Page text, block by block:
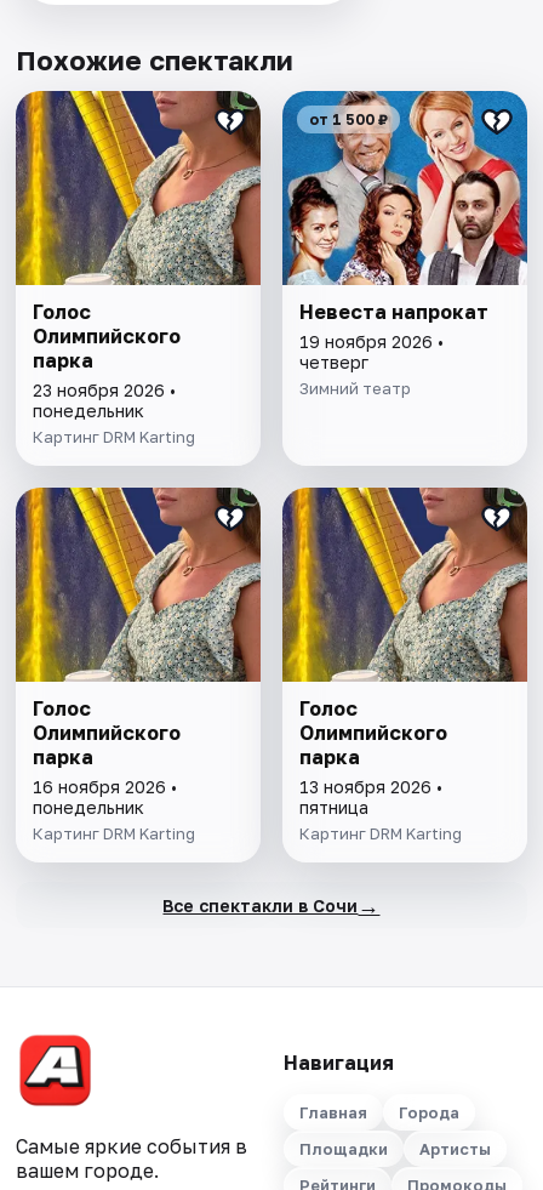
Похожие спектакли
Голос
Олимпийского
парка
23 ноября 2026 •
понедельник
Картинг DRM Karting
от 1 500 ₽
Невеста напрокат
19 ноября 2026 •
четверг
Зимний театр
Голос
Олимпийского
парка
16 ноября 2026 •
понедельник
Картинг DRM Karting
Голос
Олимпийского
парка
13 ноября 2026 •
пятница
Картинг DRM Karting
Все спектакли в Сочи →
Самые яркие события в
вашем городе.
Навигация
Главная
Города
Площадки
Артисты
Рейтинги
Промокоды